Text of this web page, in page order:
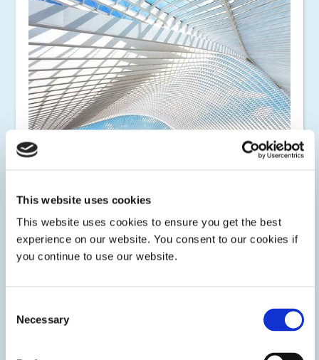
This website uses cookies
This website uses cookies to ensure you get the best
experience on our website. You consent to our cookies if
you continue to use our website.
Selection
Necessary
Glas-Verklebung
wie Stielglasmontage, Glasscheinwerfermontage,
hochfeste Verklebungen zur Befestigung von Glas, Metall
und Kunststoff.